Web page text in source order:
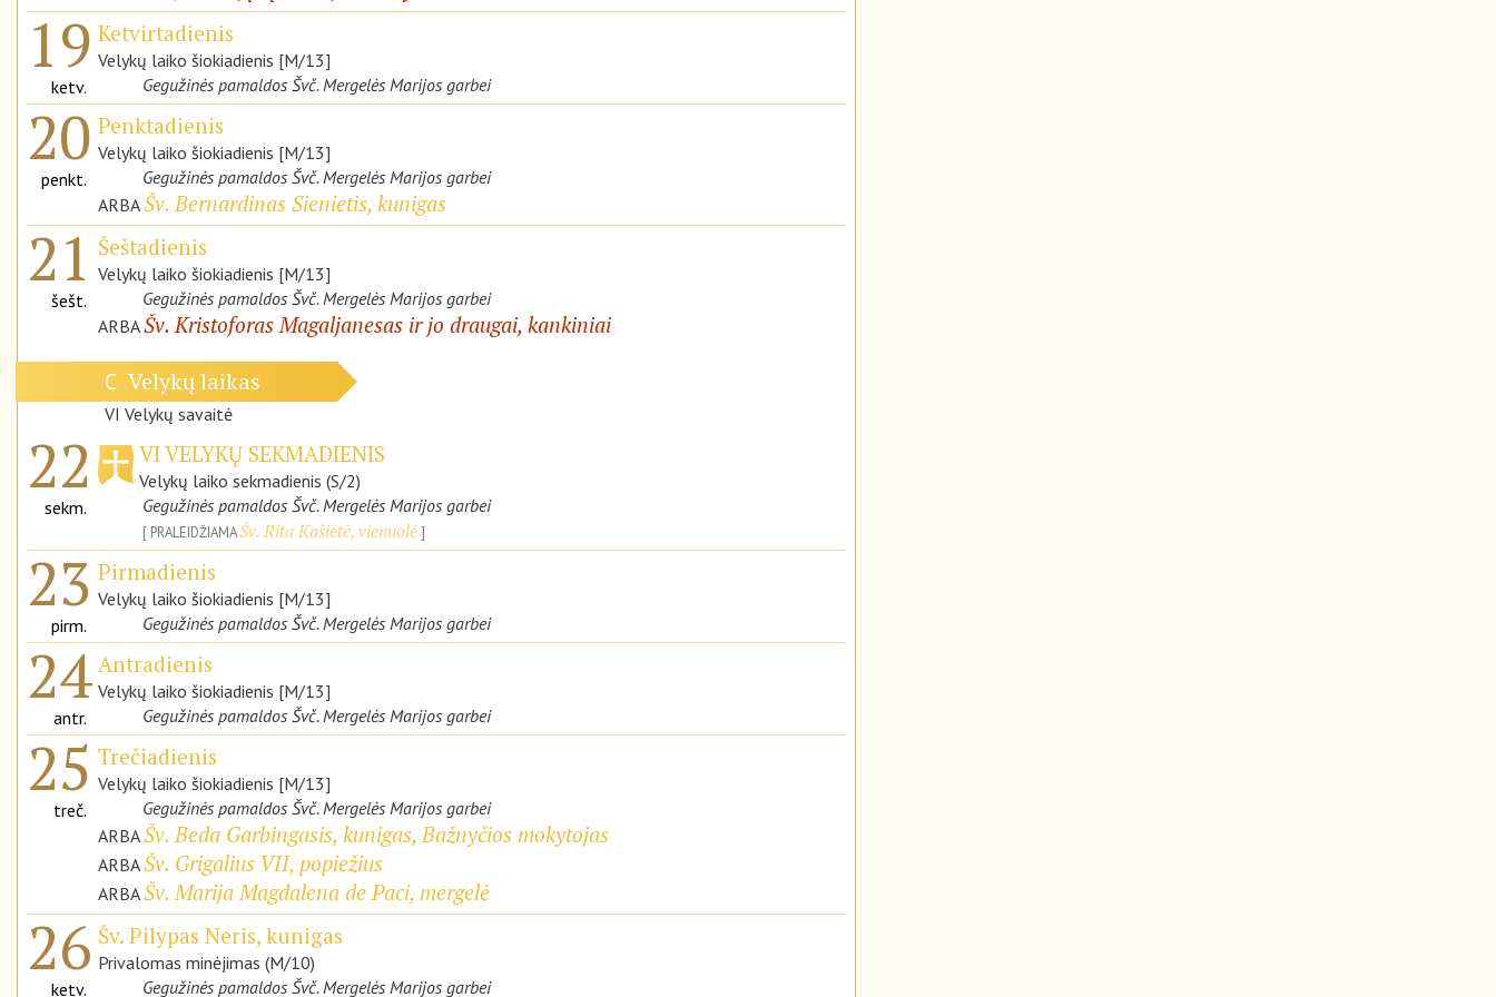
19
ketv.
Ketvirtadienis
Velykų laiko šiokiadienis [M/13]
Gegužinės pamaldos Švč. Mergelės Marijos garbei
20
penkt.
Penktadienis
Velykų laiko šiokiadienis [M/13]
Gegužinės pamaldos Švč. Mergelės Marijos garbei
ARBAŠv. Bernardinas Sienietis, kunigas
21
šešt.
Šeštadienis
Velykų laiko šiokiadienis [M/13]
Gegužinės pamaldos Švč. Mergelės Marijos garbei
ARBAŠv. Kristoforas Magaljanesas ir jo draugai, kankiniai
C Velykų laikas
VI Velykų savaitė
22
sekm.
VI VELYKŲ SEKMADIENIS
Velykų laiko sekmadienis (S/2)
Gegužinės pamaldos Švč. Mergelės Marijos garbei
PRALEIDŽIAMAŠv. Rita Kašietė, vienuolė
23
pirm.
Pirmadienis
Velykų laiko šiokiadienis [M/13]
Gegužinės pamaldos Švč. Mergelės Marijos garbei
24
antr.
Antradienis
Velykų laiko šiokiadienis [M/13]
Gegužinės pamaldos Švč. Mergelės Marijos garbei
25
treč.
Trečiadienis
Velykų laiko šiokiadienis [M/13]
Gegužinės pamaldos Švč. Mergelės Marijos garbei
ARBAŠv. Beda Garbingasis, kunigas, Bažnyčios mokytojas
ARBAŠv. Grigalius VII, popiežius
ARBAŠv. Marija Magdalena de Paci, mergelė
26
ketv.
Šv. Pilypas Neris, kunigas
Privalomas minėjimas (M/10)
Gegužinės pamaldos Švč. Mergelės Marijos garbei